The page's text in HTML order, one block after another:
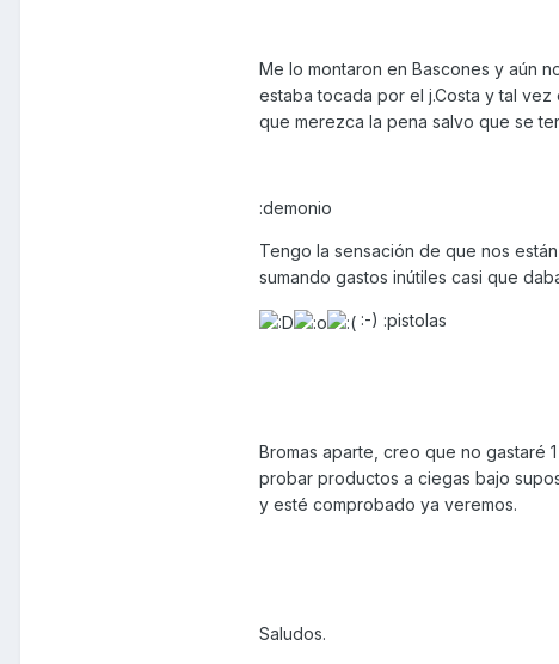
Me lo montaron en Bascones y aún
estaba tocada por el j.Costa y tal
que merezca la pena salvo que se
:demonio
Tengo la sensación de que nos
sumando gastos inútiles casi que
:-) :pistolas
Bromas aparte, creo que no gastaré
probar productos a ciegas bajo
y esté comprobado ya veremos.
Saludos.